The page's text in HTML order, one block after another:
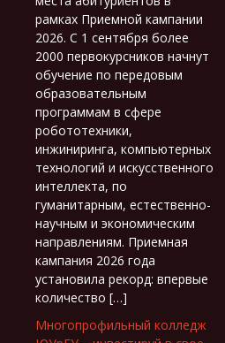
рамках Приемной кампании
2026. С 1 сентября более
2000 первокурсников начнут
обучение по передовым
образовательным
программам в сфере
робототехники,
инжиниринга, компьютерных
технологий и искусственного
интеллекта, по
гуманитарным, естественно-
научным и экономическим
направлениям. Приемная
кампания 2026 года
установила рекорд: впервые
количество […]
Многопрофильный колледж